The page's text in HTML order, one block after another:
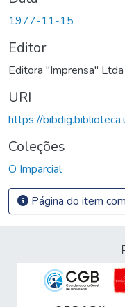
1977-11-15
Editor
Editora "Imprensa" Ltda
URI
https://
Coleções
O Imparcial
Página do item